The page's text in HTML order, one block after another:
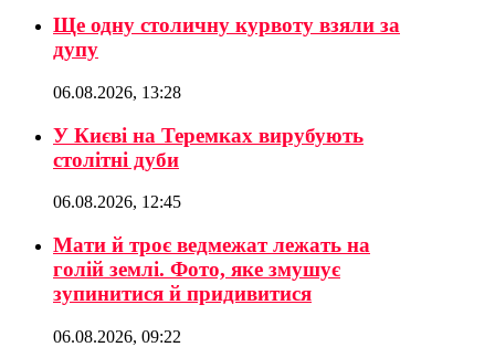
Ще одну столичну курвоту взяли за
дупу
06.08.2026, 13:28
У Києві на Теремках вирубують
столітні дуби
06.08.2026, 12:45
Мати й троє ведмежат лежать на
голій землі. Фото, яке змушує
зупинитися й придивитися
06.08.2026, 09:22